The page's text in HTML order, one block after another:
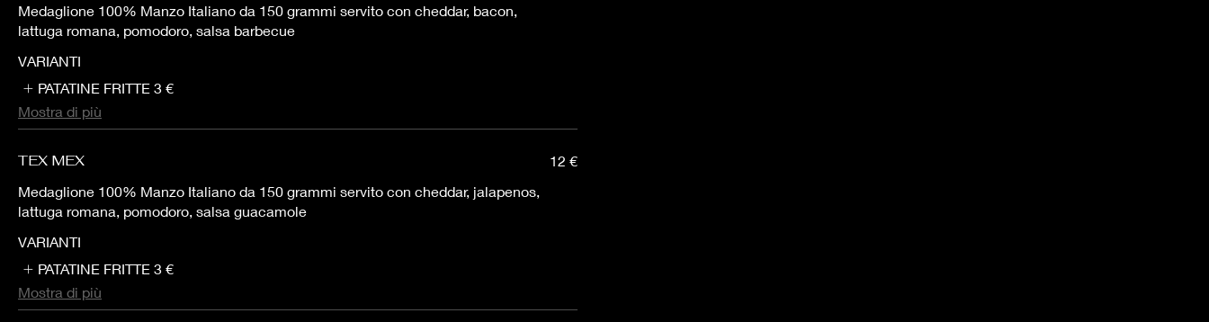
Medaglione 100% Manzo Italiano da 150 grammi servito con cheddar, bacon,
lattuga romana, pomodoro, salsa barbecue
VARIANTI
PATATINE FRITTE 3 €
Mostra di più
TEX MEX
Medaglione 100% Manzo Italiano da 150 grammi servito con cheddar, jalapenos,
lattuga romana, pomodoro, salsa guacamole
12 €
VARIANTI
PATATINE FRITTE 3 €
Mostra di più